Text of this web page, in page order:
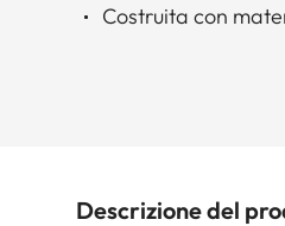
Costruita con
Descrizione del